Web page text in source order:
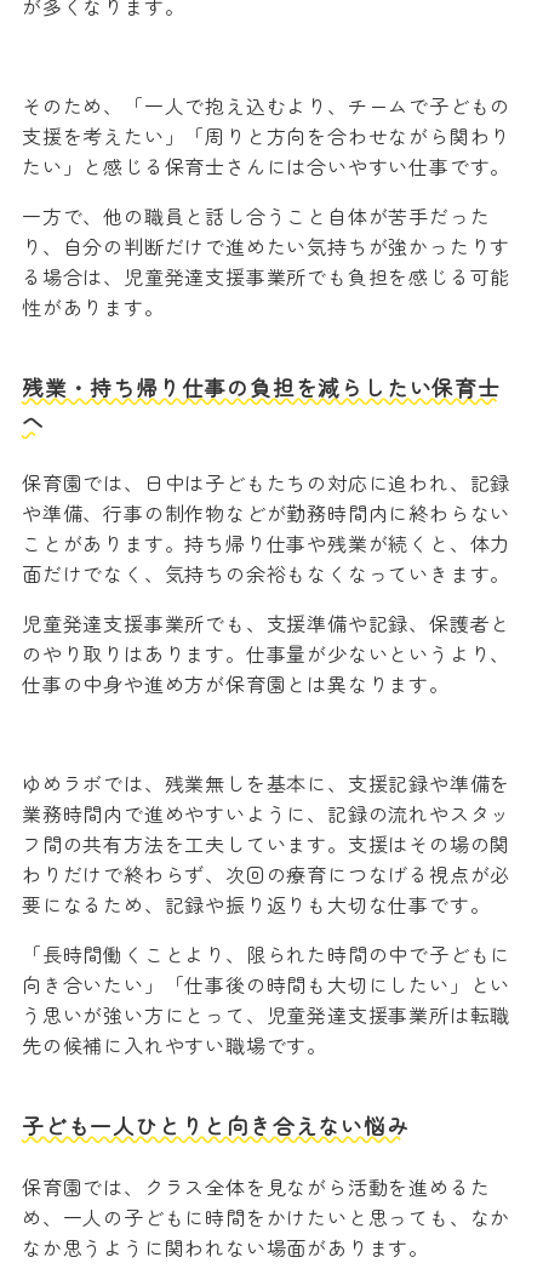
そのため、「一人で抱え込むより、チームで子どもの
支援を考えたい」「周りと方向を合わせながら関わり
たい」と感じる保育士さんには合いやすい仕事です。
一方で、他の職員と話し合うこと自体が苦手だった
り、自分の判断だけで進めたい気持ちが強かったりす
る場合は、児童発達支援事業所でも負担を感じる可能
性があります。
残業・持ち帰り仕事の負担を減らしたい保育士
へ
保育園では、日中は子どもたちの対応に追われ、記録
や準備、行事の制作物などが勤務時間内に終わらない
ことがあります。持ち帰り仕事や残業が続くと、体力
面だけでなく、気持ちの余裕もなくなっていきます。
児童発達支援事業所でも、支援準備や記録、保護者と
のやり取りはあります。仕事量が少ないというより、
仕事の中身や進め方が保育園とは異なります。
ゆめラボでは、残業無しを基本に、支援記録や準備を
業務時間内で進めやすいように、記録の流れやスタッ
フ間の共有方法を工夫しています。支援はその場の関
わりだけで終わらず、次回の療育につなげる視点が必
要になるため、記録や振り返りも大切な仕事です。
「長時間働くことより、限られた時間の中で子どもに
向き合いたい」「仕事後の時間も大切にしたい」とい
う思いが強い方にとって、児童発達支援事業所は転職
先の候補に入れやすい職場です。
子ども一人ひとりと向き合えない悩み
保育園では、クラス全体を見ながら活動を進めるた
め、一人の子どもに時間をかけたいと思っても、なか
なか思うように関われない場面があります。